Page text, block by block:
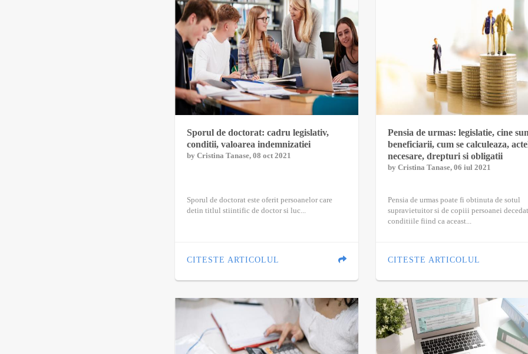
Sporul de doctorat: cadru legislativ,
conditii, valoarea indemnizatiei
by Cristina Tanase, 08 oct 2021
Sporul de doctorat este oferit persoanelor care
detin titlul stiintific de doctor si luc...
CITESTE ARTICOLUL
Pensia de urmas: legislatie, cine
beneficiarii, cum se calculeaza,
necesare, drepturi si obligatii
byCristina Tanase, 06 iul 2021
Pensia de urmas poate fi obtinuta de sotul
supravietuitor si de copiii persoanei
conditiile fiind ca aceast...
CITESTE ARTICOLUL